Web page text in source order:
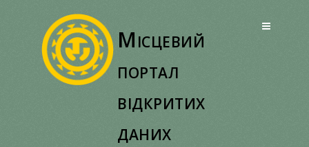
Місцевий
портал
відкритих
даних